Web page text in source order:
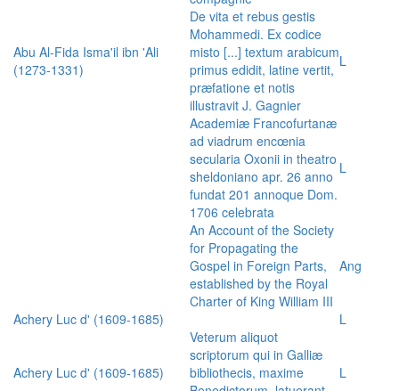
Abu Al-Fida Isma'il ibn 'Ali
(1273-1331)
De vita et rebus gestis
Mohammedi. Ex codice
misto [...] textum arabicum
primus edidit, latine vertit,
præfatione et notis
illustravit J. Gagnier
L
Academiæ Francofurtanæ
ad viadrum encœnia
secularia Oxonii in theatro
sheldoniano apr. 26 anno
fundat 201 annoque Dom.
1706 celebrata
L
An Account of the Society
for Propagating the
Gospel in Foreign Parts,
established by the Royal
Charter of King William III
Ang
Achery Luc d' (1609-1685) L
Achery Luc d' (1609-1685)
Veterum aliquot
scriptorum qui in Galliæ
bibliothecis, maxime
L